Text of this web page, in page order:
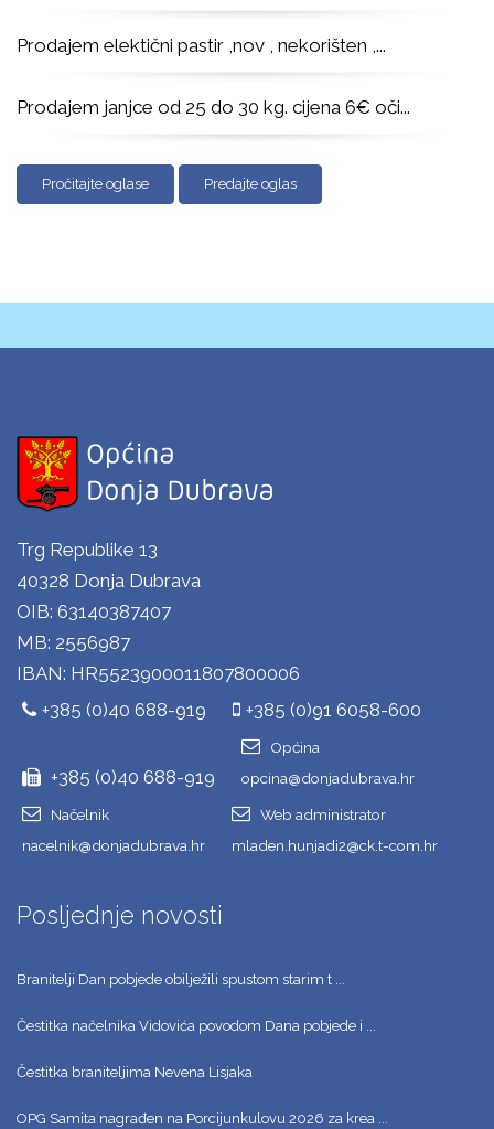
Prodajem elektični pastir ,nov , nekorišten ,...
Prodajem janjce od 25 do 30 kg. cijena 6€ oči...
Pročitajte oglase Predajte oglas
Trg Republike 13
40328 Donja Dubrava
OIB: 63140387407
MB: 2556987
IBAN: HR5523900011807800006
+385 (0)40 688-919
+385 (0)91 6058-600
+385 (0)40 688-919
Općina
opcina@donjadubrava.hr
Načelnik
nacelnik@donjadubrava.hr
Web administrator
mladen.hunjadi2@ck.t-com.hr
Posljednje novosti
Branitelji Dan pobjede obilježili spustom starim t ...
Čestitka načelnika Vidovića povodom Dana pobjede i ...
Čestitka braniteljima Nevena Lisjaka
OPG Samita nagrađen na Porcijunkulovu 2026 za krea ...